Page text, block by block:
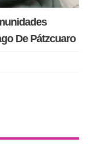
De Pátzcuaro